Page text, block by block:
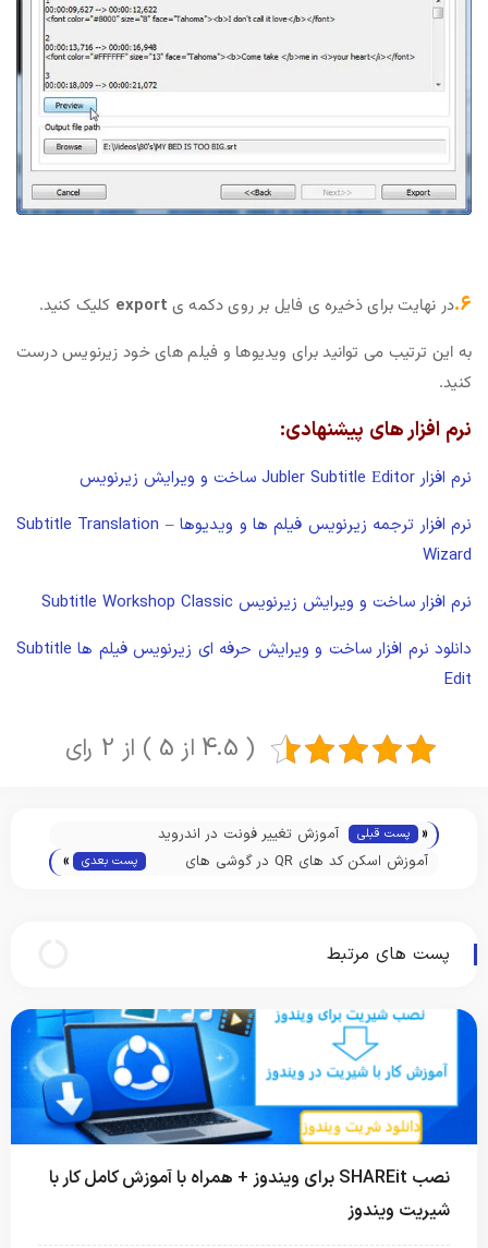
۶. در نهایت برای ذخیره ی فایل بر روی دکمه ی export کلیک کنید.
به این ترتیب می توانید برای ویدیوها و فیلم های خود زیرنویس درست
کنید.
نرم افزار های پیشنهادی:
نرم افزار Jubler Subtitle Εditor ساخت و ویرایش زیرنویس
نرم افزار ترجمه زیرنویس فیلم ها و ویدیوها – Subtitle Translation
Wizard
نرم افزار ساخت و ویرایش زیرنویس Subtitle Workshop Classic
دانلود نرم افزار ساخت و ویرایش حرفه ای زیرنویس فیلم ها Subtitle
Edit
( 4.5 از 5 ) از 2 رای
« پست قبلی
آموزش تغییر فونت در اندروید
آموزش اسکن کد های QR در گوشی های
پست بعدی »
پست های مرتبط
نصب SHAREit برای ویندوز + همراه با آموزش کامل کار با
شیریت ویندوز